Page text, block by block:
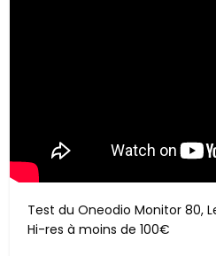
Test du Oneodio Monitor 80,
Hi-res à moins de 100€